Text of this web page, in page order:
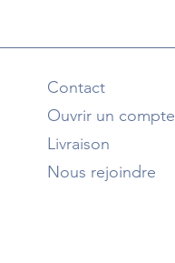
Contact
Ouvrir un compte
Livraison
Nous rejoindre